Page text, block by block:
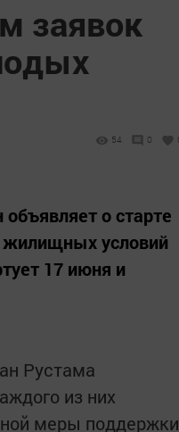
заявок
54 0
о старте
жилищных условий
17 июня и
Рустама
из них
меры поддержки